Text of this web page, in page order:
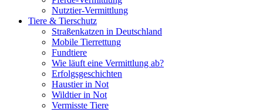
Nutztier-Vermittlung
Tiere & Tierschutz
Straßenkatzen in Deutschland
Mobile Tierrettung
Fundtiere
Wie läuft eine Vermittlung ab?
Erfolgsgeschichten
Haustier in Not
Wildtier in Not
Vermisste Tiere